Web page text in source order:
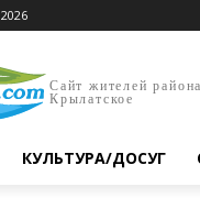
Сайт жителей района
Крылатское
КУЛЬТУРА/ДОСУГ